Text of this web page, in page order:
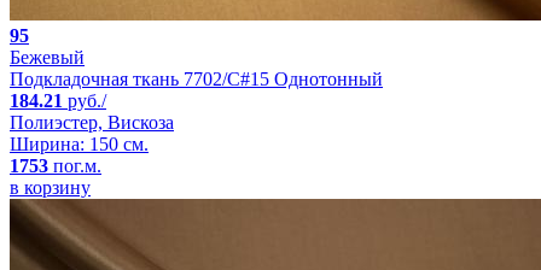
95
Бежевый
Подкладочная ткань 7702/C#15 Однотонный
184.21 руб./
Полиэстер, Вискоза
Ширина: 150 см.
1753 пог.м.
в корзину